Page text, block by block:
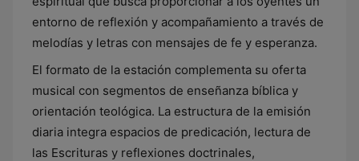
entorno de reflexión y acompañamiento a través de
melodías y letras con mensajes de fe y esperanza.
El formato de la estación complementa su oferta
musical con segmentos de enseñanza bíblica y
orientación teológica. La estructura de la emisión
diaria integra espacios de predicación, lectura de
las Escrituras y reflexiones doctrinales,